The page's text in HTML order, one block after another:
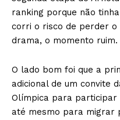
ranking porque não
corri o risco de perder o
drama, o momento ruim.
O lado bom foi que a
adicional de um convite
Olímpica para participar
até mesmo para migrar